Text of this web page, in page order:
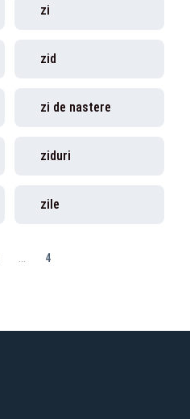
zi
zid
zi de nastere
ziduri
zile
4